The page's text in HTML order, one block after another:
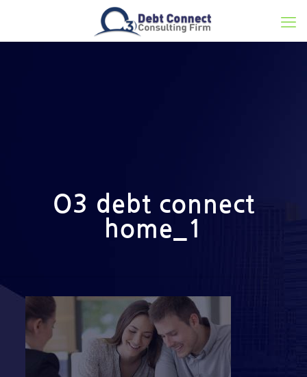
O3 debt connect
home_1